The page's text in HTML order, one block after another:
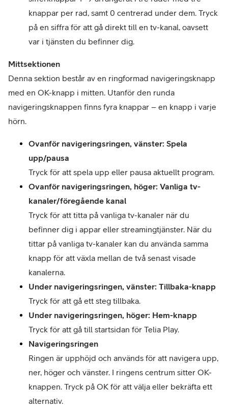
knappar per rad, samt 0 centrerad under dem. Tryck
på en siffra för att gå direkt till en tv-kanal, oavsett
Denna sektion består av en ringformad navigeringsknapp
med en OK-knapp i mitten. Utanför den runda
navigeringsknappen finns fyra knappar – en knapp i varje
hörn.
Ovanför navigeringsringen, vänster: Spela
upp/pausa
Tryck för att spela upp eller pausa aktuellt program.
Ovanför navigeringsringen, höger: Vanliga tv-
kanaler/föregående kanal
Tryck för att titta på vanliga tv-kanaler när du
befinner dig i appar eller streamingtjänster. När du
tittar på vanliga tv-kanaler kan du använda samma
knapp för att växla mellan de två senast visade
kanalerna.
Under navigeringsringen, vänster: Tillbaka-knapp
Tryck för att gå ett steg tillbaka.
Under navigeringsringen, höger: Hem-knapp
Tryck för att gå till startsidan för Telia Play.
Navigeringsringen
Ringen är upphöjd och används för att navigera upp,
ner, höger och vänster. I ringens centrum sitter OK-
knappen. Tryck på OK för att välja eller bekräfta ett